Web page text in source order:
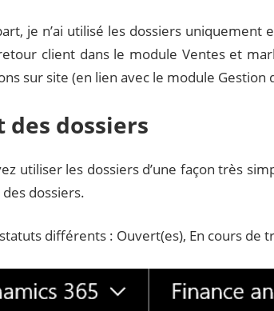
je n’ai utilisé les dossiers uniquement
client dans le module Ventes et
sur site (en lien avec le module Gestion
des dossiers
utiliser les dossiers d’une façon très
dossiers.
différents : Ouvert(es), En cours de